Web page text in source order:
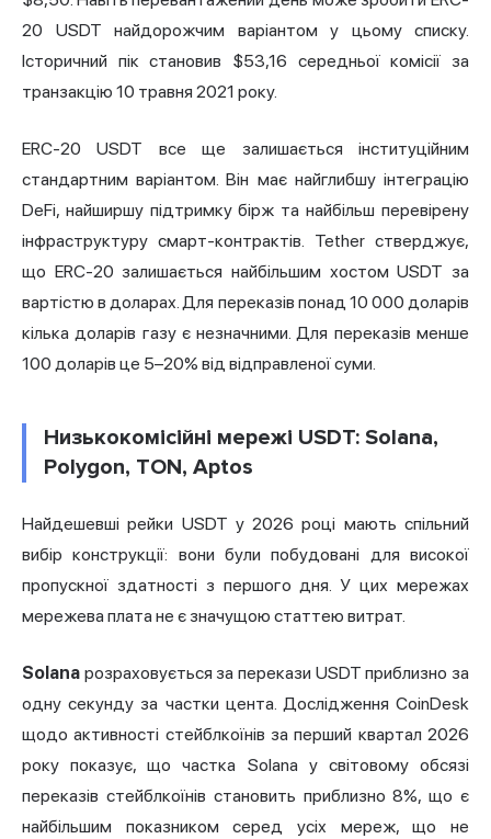
20 USDT найдорожчим варіантом у цьому списку.
Історичний пік становив $53,16 середньої комісії за
транзакцію 10 травня 2021 року.
ERC-20 USDT все ще залишається інституційним
стандартним варіантом. Він має найглибшу інтеграцію
DeFi, найширшу підтримку бірж та найбільш перевірену
інфраструктуру смарт-контрактів. Tether стверджує,
що ERC-20 залишається найбільшим хостом USDT за
вартістю в доларах. Для переказів понад 10 000 доларів
кілька доларів газу є незначними. Для переказів менше
100 доларів це 5–20% від відправленої суми.
Низькокомісійні мережі USDT: Solana,
Polygon, TON, Aptos
Найдешевші рейки USDT у 2026 році мають спільний
вибір конструкції: вони були побудовані для високої
пропускної здатності з першого дня. У цих мережах
мережева плата не є значущою статтею витрат.
Solana розраховується за перекази USDT приблизно за
одну секунду за частки цента. Дослідження CoinDesk
щодо активності стейблкоїнів за перший квартал 2026
року показує, що частка Solana у світовому обсязі
переказів стейблкоїнів становить приблизно 8%, що є
найбільшим показником серед усіх мереж, що не